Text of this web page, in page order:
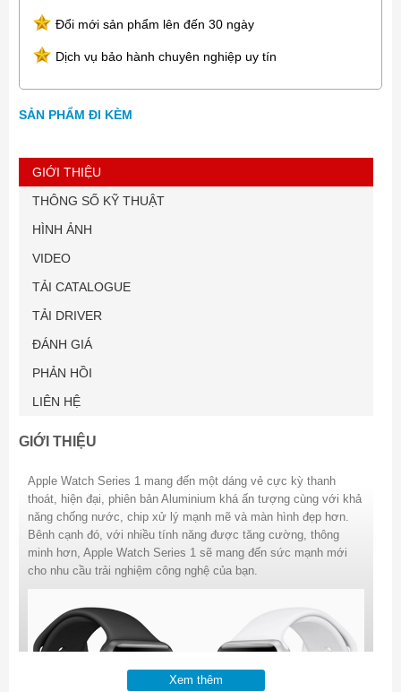
Đổi mới sản phẩm lên đến 30 ngày
Dịch vụ bảo hành chuyên nghiệp uy tín
SẢN PHẨM ĐI KÈM
GIỚI THIỆU
THÔNG SỐ KỸ THUẬT
HÌNH ẢNH
VIDEO
TẢI CATALOGUE
TẢI DRIVER
ĐÁNH GIÁ
PHẢN HỒI
LIÊN HỆ
GIỚI THIỆU
Apple Watch Series 1 mang đến một dáng vẻ cực kỳ thanh
thoát, hiện đại, phiên bản Aluminium khá ấn tượng cùng với khả
năng chống nước, chip xử lý mạnh mẽ và màn hình đẹp hơn.
Bênh cạnh đó, với nhiều tính năng được tăng cường, thông
minh hơn, Apple Watch Series 1 sẽ mang đến sức mạnh mới
cho nhu cầu trải nghiệm công nghệ của bạn.
Xem thêm